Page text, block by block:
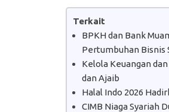
Terkait
BPKH dan Bank
Pertumbuhan Bisnis
Kelola Keuangan
dan Ajaib
Halal Indo 2026
CIMB Niaga Syariah